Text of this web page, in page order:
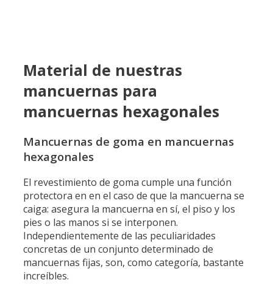
Material de nuestras
mancuernas para
mancuernas hexagonales
Mancuernas de goma en mancuernas
hexagonales
El revestimiento de goma cumple una función
protectora en en el caso de que la mancuerna se
caiga: asegura la mancuerna en sí, el piso y los
pies o las manos si se interponen.
Independientemente de las peculiaridades
concretas de un conjunto determinado de
mancuernas fijas, son, como categoría, bastante
increíbles.